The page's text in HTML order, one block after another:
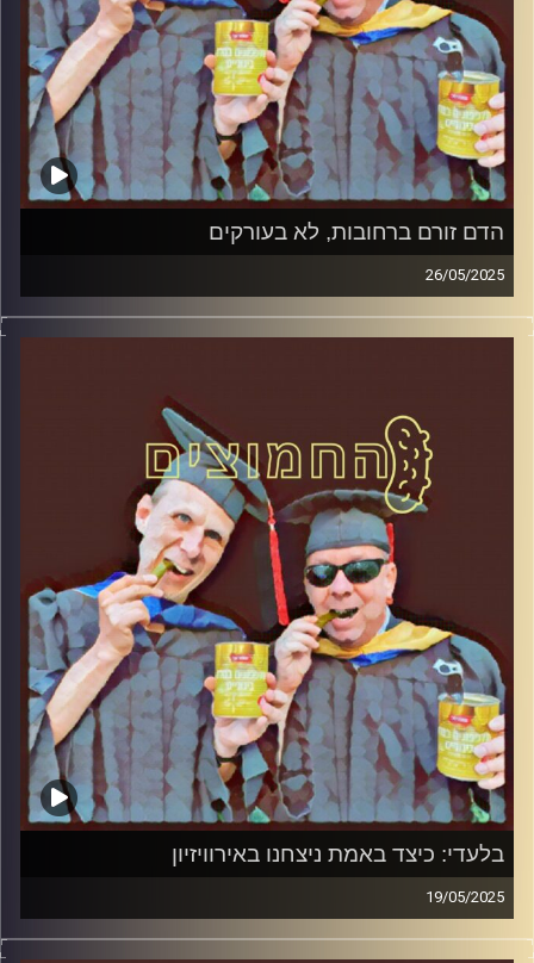
הדם זורם ברחובות, לא בעורקים
26/05/2025
המערכת הפוליטית על ספת הפסיכולוג, עם פרופסור בועז בן-
דוד ופרופסור גלעד הירשברגר
קרדיט תמונות:AudioVersity
בלעדי: כיצד באמת ניצחנו באירוויזיון
19/05/2025
המערכת הפוליטית על ספת הפסיכולוג, עם פרופסור בועז בן-